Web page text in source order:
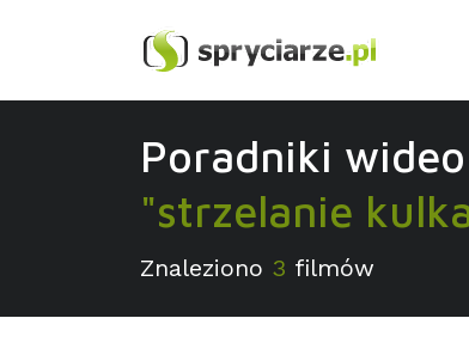
Poradniki
"strzelanie
Znaleziono 3 filmów